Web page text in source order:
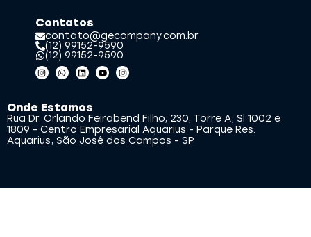
Contatos
contato@gecompany.com.br
(12) 99152-9590
(12) 99152-9590
Onde Estamos
Rua Dr. Orlando Feirabend Filho, 230, Torre A, Sl 1002 e
1809 - Centro Empresarial Aquarius - Parque Res.
Aquarius, São José dos Campos - SP